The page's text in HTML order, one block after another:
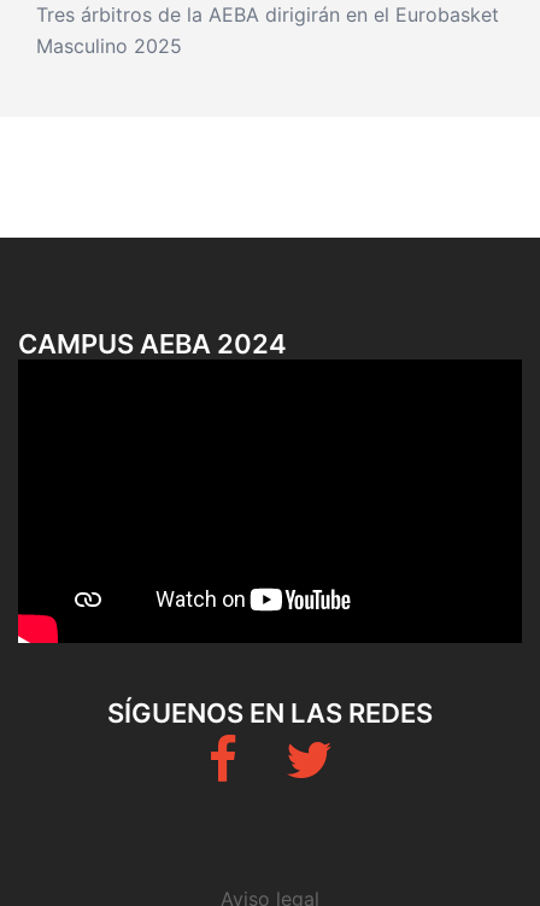
Tres árbitros de la AEBA dirigirán en el Eurobasket
Masculino 2025
CAMPUS AEBA 2024
SÍGUENOS EN LAS REDES
Fb Twitter
Aviso legal